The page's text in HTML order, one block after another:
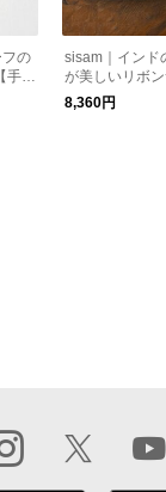
の
手仕
ク
sisam｜インド
が美しいリボ
ーガニックコッ
着】【ギフト
8,360円